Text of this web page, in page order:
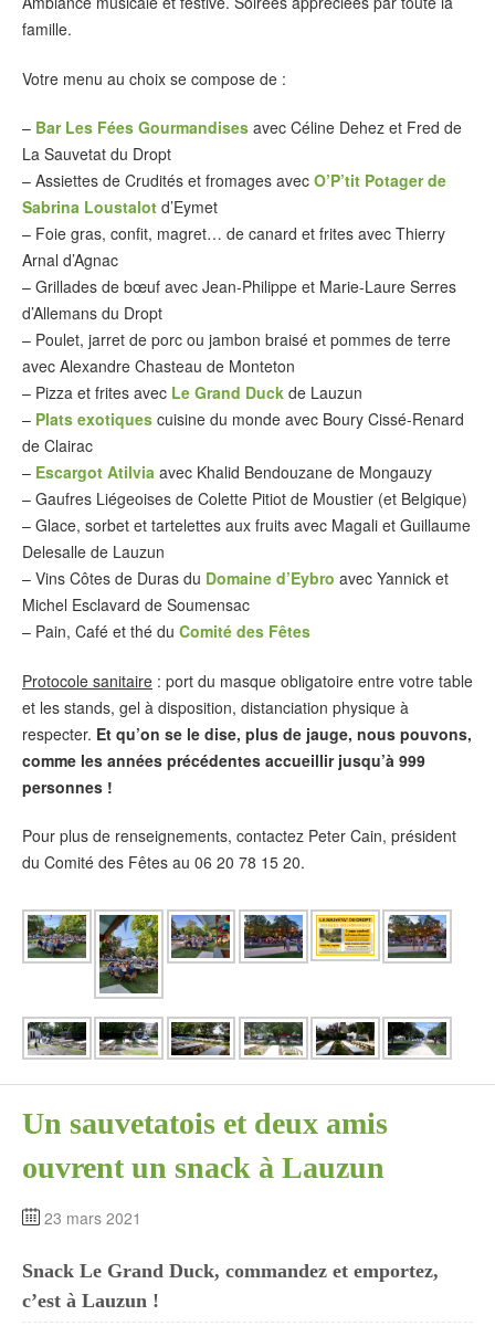
famille.
Votre menu au choix se compose de :
– Bar Les Fées Gourmandises avec Céline Dehez et Fred de
La Sauvetat du Dropt
– Assiettes de Crudités et fromages avec O’P’tit Potager de
Sabrina Loustalot d’Eymet
– Foie gras, confit, magret… de canard et frites avec Thierry
Arnal d’Agnac
– Grillades de bœuf avec Jean-Philippe et Marie-Laure Serres
d’Allemans du Dropt
– Poulet, jarret de porc ou jambon braisé et pommes de terre
avec Alexandre Chasteau de Monteton
– Pizza et frites avec Le Grand Duck de Lauzun
– Plats exotiques cuisine du monde avec Boury Cissé-Renard
de Clairac
– Escargot Atilvia avec Khalid Bendouzane de Mongauzy
– Gaufres Liégeoises de Colette Pitiot de Moustier (et Belgique)
– Glace, sorbet et tartelettes aux fruits avec Magali et Guillaume
Delesalle de Lauzun
– Vins Côtes de Duras du Domaine d’Eybro avec Yannick et
Michel Esclavard de Soumensac
– Pain, Café et thé du Comité des Fêtes
Protocole sanitaire : port du masque obligatoire entre votre table
et les stands, gel à disposition, distanciation physique à
respecter. Et qu’on se le dise, plus de jauge, nous pouvons,
comme les années précédentes accueillir jusqu’à 999
personnes !
Pour plus de renseignements, contactez Peter Cain, président
du Comité des Fêtes au 06 20 78 15 20.
Un sauvetatois et deux amis
ouvrent un snack à Lauzun
23 mars 2021
Snack Le Grand Duck, commandez et emportez,
c’est à Lauzun !